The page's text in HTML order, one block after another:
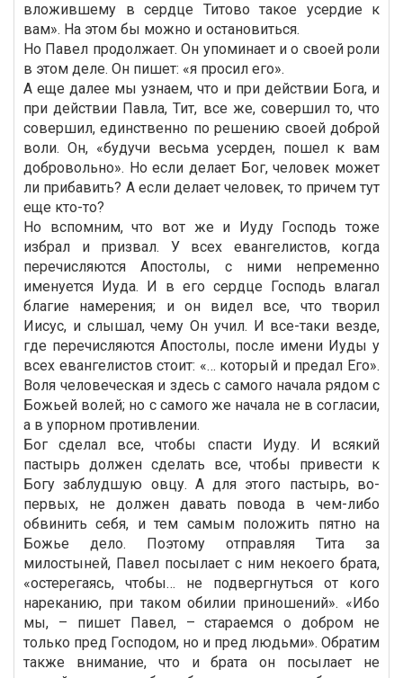
вложившему в сердце Титово такое усердие к
вам». На этом бы можно и остановиться.
Но Павел продолжает. Он упоминает и о своей роли
в этом деле. Он пишет: «я просил его».
А еще далее мы узнаем, что и при действии Бога, и
при действии Павла, Тит, все же, совершил то, что
совершил, единственно по решению своей доброй
воли. Он, «будучи весьма усерден, пошел к вам
добровольно». Но если делает Бог, человек может
ли прибавить? А если делает человек, то причем тут
еще кто-то?
Но вспомним, что вот же и Иуду Господь тоже
избрал и призвал. У всех евангелистов, когда
перечисляются Апостолы, с ними непременно
именуется Иуда. И в его сердце Господь влагал
благие намерения; и он видел все, что творил
Иисус, и слышал, чему Он учил. И все-таки везде,
где перечисляются Апостолы, после имени Иуды у
всех евангелистов стоит: «… который и предал Его».
Воля человеческая и здесь с самого начала рядом с
Божьей волей; но с самого же начала не в согласии,
а в упорном противлении.
Бог сделал все, чтобы спасти Иуду. И всякий
пастырь должен сделать все, чтобы привести к
Богу заблудшую овцу. А для этого пастырь, во-
первых, не должен давать повода в чем-либо
обвинить себя, и тем самым положить пятно на
Божье дело. Поэтому отправляя Тита за
милостыней, Павел посылает с ним некоего брата,
«остерегаясь, чтобы… не подвергнуться от кого
нареканию, при таком обилии приношений». «Ибо
мы, – пишет Павел, – стараемся о добром не
только пред Господом, но и пред людьми». Обратим
также внимание, что и брата он посылает не